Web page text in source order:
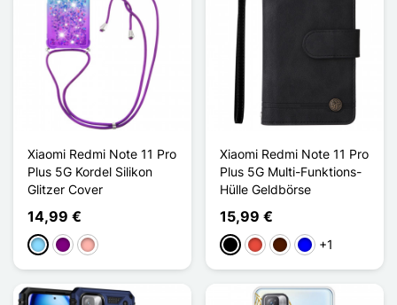
Xiaomi Redmi Note 11 Pro
Plus 5G Kordel Silikon
Glitzer Cover
14,99 €
HellblauViolettRoségold
Xiaomi Redmi Note 11 Pro
Plus 5G Multi-Funktions-
Hülle Geldbörse
15,99 €
Schwarz
Rot Dunkelbraun
Blau+1